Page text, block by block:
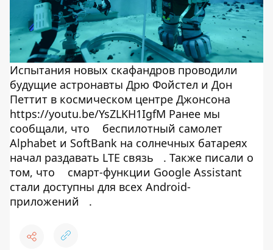
Испытания новых скафандров проводили
будущие астронавты Дрю Фойстел и Дон
Петтит в космическом центре Джонсона
https://youtu.be/YsZLKH1IgfM Ранее мы
сообщали, что
беспилотный самолет
Alphabet и SoftBank на солнечных батареях
начал раздавать LTE связь
. Также писали о
том, что
смарт-функции Google Assistant
стали доступны для всех Android-
приложений
.